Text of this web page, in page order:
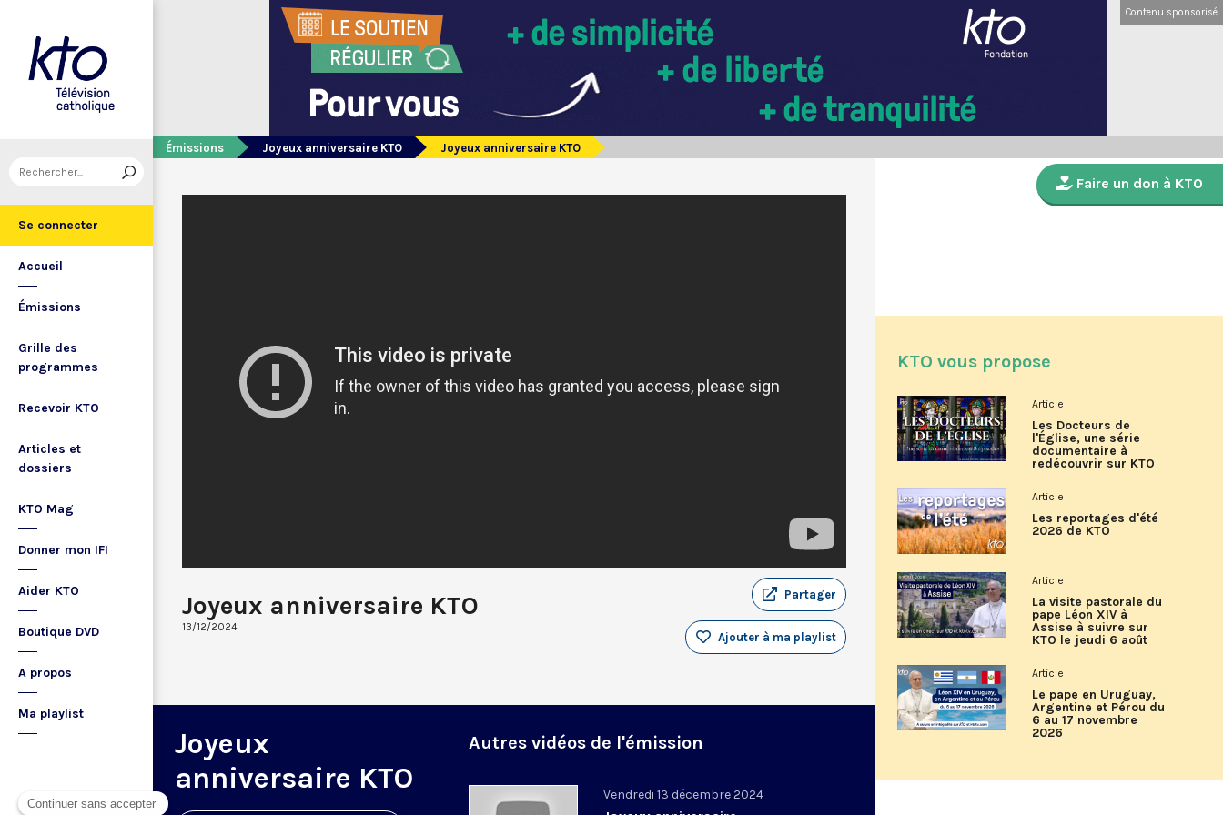
Se connecter
Accueil
Émissions
Grille des
programmes
Recevoir KTO
Articles et
dossiers
KTO Mag
Donner mon IFI
Aider KTO
Boutique DVD
A propos
Ma playlist
Contenu sponsorisé
Émissions Joyeux anniversaire KTO Joyeux anniversaire KTO
Joyeux anniversaire KTO
13/12/2024
Partager
Ajouter à ma playlist
Joyeux
anniversaire KTO
Autres vidéos de l'émission
Vendredi 13 décembre 2024
Faire un don à KTO
KTO vous propose
Article
Les Docteurs de
l'Église, une série
documentaire à
redécouvrir sur KTO
Article
Les reportages d'été
2026 de KTO
Article
La visite pastorale du
pape Léon XIV à
Assise à suivre sur
KTO le jeudi 6 août
Article
Le pape en Uruguay,
Argentine et Pérou du
6 au 17 novembre
2026